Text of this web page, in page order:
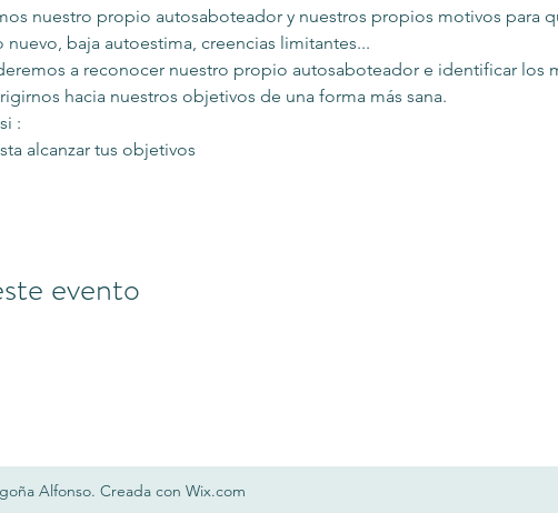
nuestro propio autosaboteador y nuestros propios motivos para
nuevo, baja autoestima, creencias limitantes...
a reconocer nuestro propio autosaboteador e identificar los
hacia nuestros objetivos de una forma más sana.
:
alcanzar tus objetivos
evento
Alfonso. Creada con Wix.com